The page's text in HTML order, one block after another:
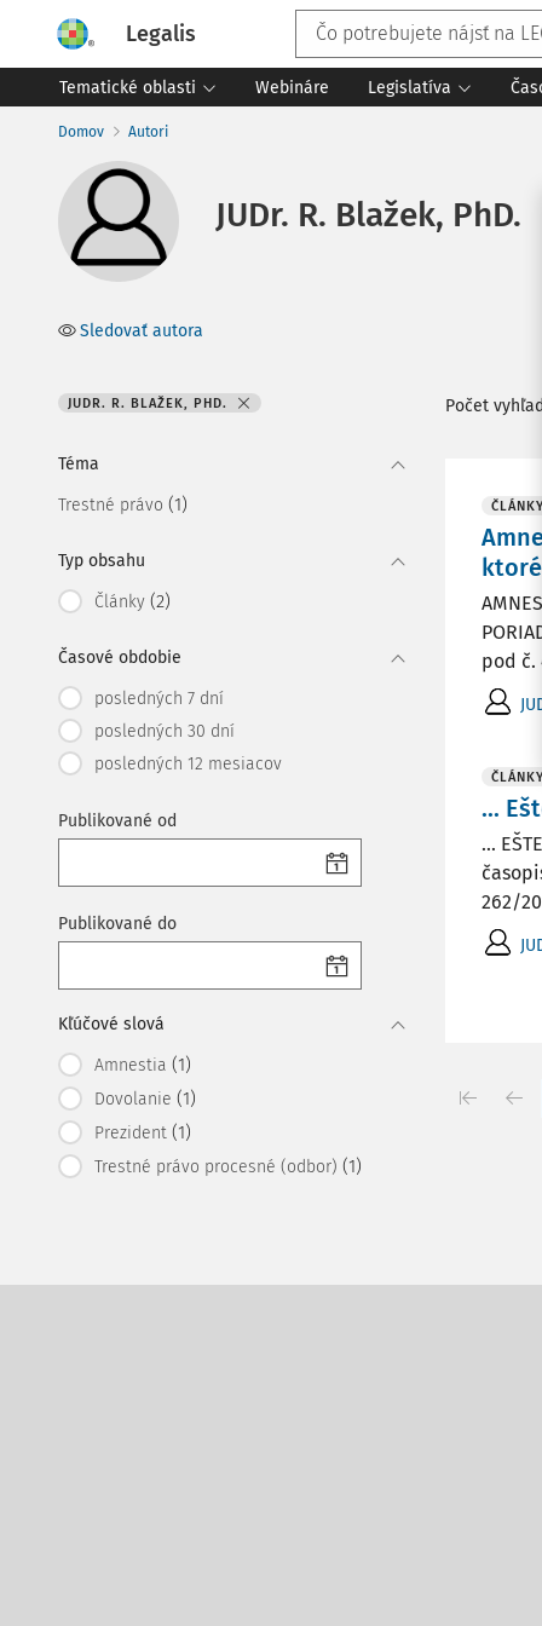
Legalis
Tematické oblasti Webináre Legislatíva
Domov Autori
JUDr. R. Blažek, PhD.
Sledovať autora
JUDR. R. BLAŽEK, PHD.
Téma
Trestné právo (1)
Typ obsahu
Články (2)
Časové obdobie
posledných 7 dní
posledných 30 dní
posledných 12 mesiacov
Publikované od
Publikované do
Kľúčové slová
Amnestia (1)
Dovolanie (1)
Prezident (1)
Trestné právo procesné (odbor) (1)
Počet
ČLÁNKY
pod č.
...
...
262/